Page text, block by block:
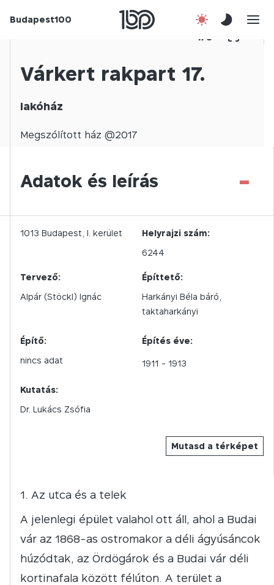
Budapest100
Csatlakozz!
1/ 0
Várkert rakpart 17.
lakóház
Megszólított ház @2017
Adatok és leírás -
Mutasd a térképet
1013 Budapest, I. kerület
Helyrajzi szám:
6244
Tervező:
Alpár (Stöckl) Ignác
Építtető:
Harkányi Béla báró,
taktaharkányi
Építő:
nincs adat
Építés éve:
1911 - 1913
Kutatás:
Dr. Lukács Zsófia
Az utca és a telek
A jelenlegi épület valahol ott áll, ahol a Budai
vár az 1868-as ostromakor a déli ágyúsáncok
húzódtak, az Ördögárok és a Budai vár déli
kortinafala között félúton. A terület a